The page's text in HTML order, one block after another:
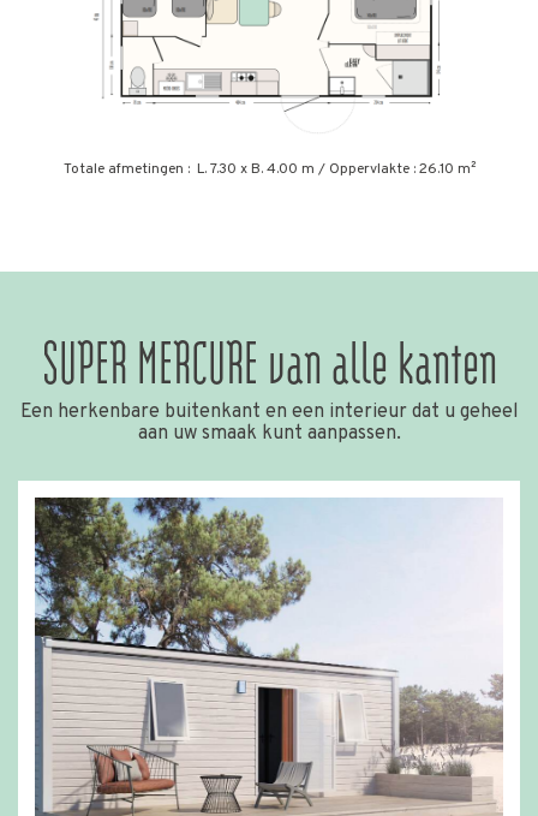
Totale afmetingen : L. 7.30 x B. 4.00 m / Oppervlakte : 26.10 m²
SUPER MERCURE van alle kanten
Een herkenbare buitenkant en een interieur dat u geheel
aan uw smaak kunt aanpassen.